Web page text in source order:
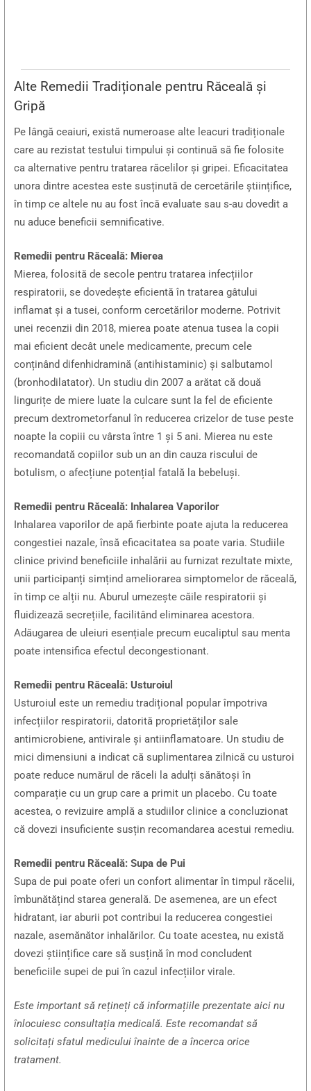
Alte Remedii Tradiționale pentru Răceală și
Gripă
Pe lângă ceaiuri, există numeroase alte leacuri tradiționale
care au rezistat testului timpului și continuă să fie folosite
ca alternative pentru tratarea răcelilor și gripei. Eficacitatea
unora dintre acestea este susținută de cercetările științifice,
în timp ce altele nu au fost încă evaluate sau s-au dovedit a
nu aduce beneficii semnificative.
Remedii pentru Răceală: Mierea
Mierea, folosită de secole pentru tratarea infecțiilor
respiratorii, se dovedește eficientă în tratarea gâtului
inflamat și a tusei, conform cercetărilor moderne. Potrivit
unei recenzii din 2018, mierea poate atenua tusea la copii
mai eficient decât unele medicamente, precum cele
conținând difenhidramină (antihistaminic) și salbutamol
(bronhodilatator). Un studiu din 2007 a arătat că două
lingurițe de miere luate la culcare sunt la fel de eficiente
precum dextrometorfanul în reducerea crizelor de tuse peste
noapte la copiii cu vârsta între 1 și 5 ani. Mierea nu este
recomandată copiilor sub un an din cauza riscului de
botulism, o afecțiune potențial fatală la bebeluși.
Remedii pentru Răceală: Inhalarea Vaporilor
Inhalarea vaporilor de apă fierbinte poate ajuta la reducerea
congestiei nazale, însă eficacitatea sa poate varia. Studiile
clinice privind beneficiile inhalării au furnizat rezultate mixte,
unii participanți simțind ameliorarea simptomelor de răceală,
în timp ce alții nu. Aburul umezește căile respiratorii și
fluidizează secrețiile, facilitând eliminarea acestora.
Adăugarea de uleiuri esențiale precum eucaliptul sau menta
poate intensifica efectul decongestionant.
Remedii pentru Răceală: Usturoiul
Usturoiul este un remediu tradițional popular împotriva
infecțiilor respiratorii, datorită proprietăților sale
antimicrobiene, antivirale și antiinflamatoare. Un studiu de
mici dimensiuni a indicat că suplimentarea zilnică cu usturoi
poate reduce numărul de răceli la adulți sănătoși în
comparație cu un grup care a primit un placebo. Cu toate
acestea, o revizuire amplă a studiilor clinice a concluzionat
că dovezi insuficiente susțin recomandarea acestui remediu.
Remedii pentru Răceală: Supa de Pui
Supa de pui poate oferi un confort alimentar în timpul răcelii,
îmbunătățind starea generală. De asemenea, are un efect
hidratant, iar aburii pot contribui la reducerea congestiei
nazale, asemănător inhalărilor. Cu toate acestea, nu există
dovezi științifice care să susțină în mod concludent
beneficiile supei de pui în cazul infecțiilor virale.
Este important să rețineți că informațiile prezentate aici nu
înlocuiesc consultația medicală. Este recomandat să
solicitați sfatul medicului înainte de a încerca orice
tratament.